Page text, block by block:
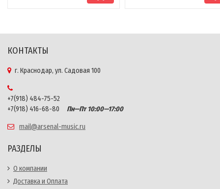
КОНТАКТЫ
г. Краснодар, ул. Садовая 100
+7(918) 484-75-52
+7(918) 416-68-80
Пн—Пт 10:00—17:00
mail@arsenal-music.ru
РАЗДЕЛЫ
О компании
Доставка и Оплата